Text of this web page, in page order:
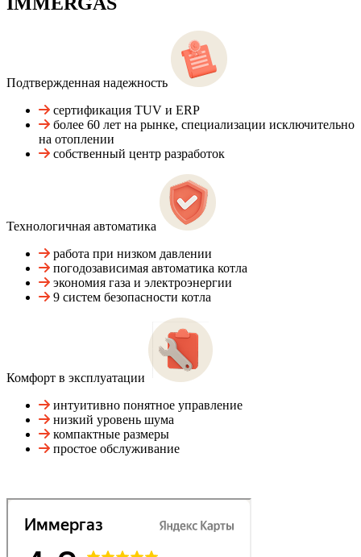
Подтвержденная надежность
сертификация TUV и ERP
более 60 лет на рынке, специализации исключительно
на отоплении
собственный центр разработок
Технологичная автоматика
работа при низком давлении
погодозависимая автоматика котла
экономия газа и электроэнергии
9 систем безопасности котла
Комфорт в эксплуатации
интуитивно понятное управление
низкий уровень шума
компактные размеры
простое обслуживание